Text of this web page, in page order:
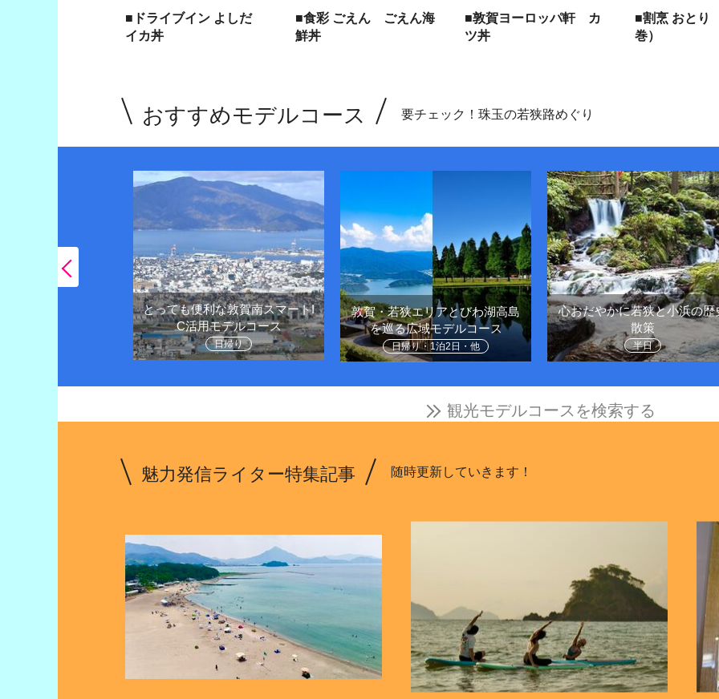
■ドライブイン よしだ
イカ丼
■食彩 ごえん ごえん海
鮮丼
■敦賀ヨーロッパ軒 カ
ツ丼
■割烹 おとり
巻）
おすすめモデルコース 要チェック！珠玉の若狭路めぐり
とっても便利な敦賀南スマートI
C活用モデルコース
日帰り
敦賀・若狭エリアとびわ湖高島
を巡る広域モデルコース
日帰り・1泊2日・他
心おだやかに若狭と小浜の歴
散策
半日
観光モデルコースを検索する
魅力発信ライター特集記事 随時更新していきます！